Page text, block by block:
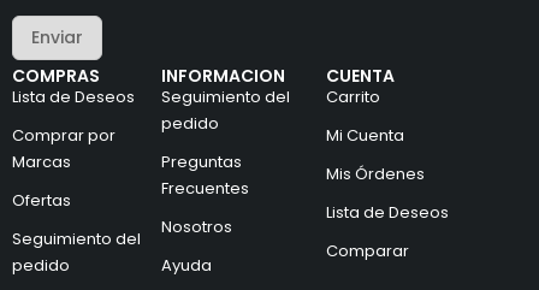
COMPRAS
Lista de Deseos
Comprar por
Marcas
Ofertas
Seguimiento del
pedido
INFORMACION
Seguimiento del
pedido
Preguntas
Frecuentes
Nosotros
Ayuda
CUENTA
Carrito
Mi Cuenta
Mis Órdenes
Lista de Deseos
Comparar
o
l
e
c
t
r
ó
i
c
o
C
e
e
l
e
t
r
n
c
o
Enviar